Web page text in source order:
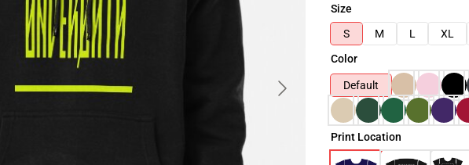
Size
S
M L XL
Color
Default
Print Location